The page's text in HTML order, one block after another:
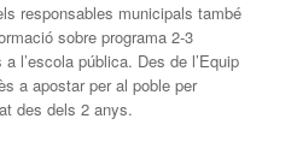
responsables municipals també
sobre programa 2-3
l’escola pública. Des de l’Equip
a apostar per al poble per
des dels 2 anys.